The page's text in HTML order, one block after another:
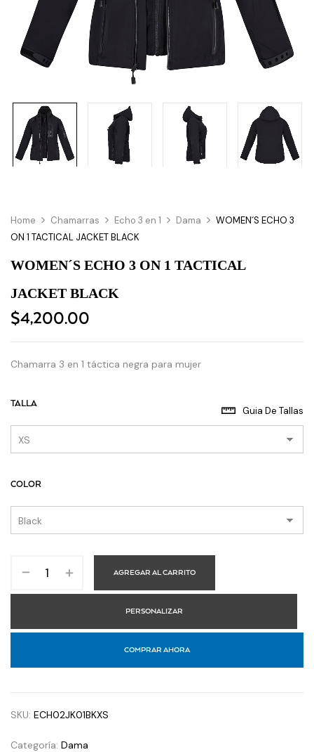
Home Chamarras Echo 3 en 1 Dama
WOMEN´S ECHO 3
ON 1 TACTICAL JACKET BLACK
WOMEN´S ECHO 3 ON 1 TACTICAL
JACKET BLACK
$4,200.00
Chamarra 3 en 1 táctica negra para mujer
Guia De Tallas
TALLA
COLOR
AGREGAR AL CARRITO
PERSONALIZAR
COMPRAR AHORA
SKU: ECH02JK01BKXS
Categoría: Dama